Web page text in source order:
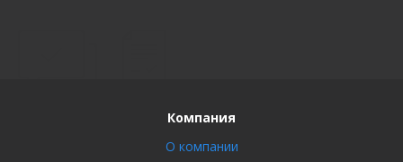
Компания
О компании